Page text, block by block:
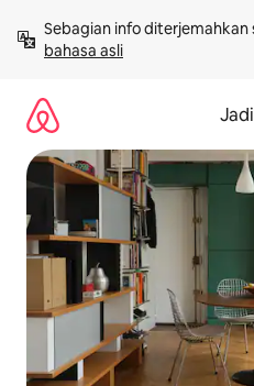
langsung
lihat
Sebagian info
bahasa asli